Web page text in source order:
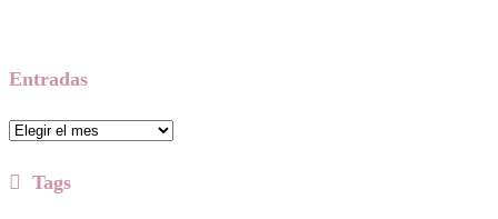
Entradas
Entradas
Tags